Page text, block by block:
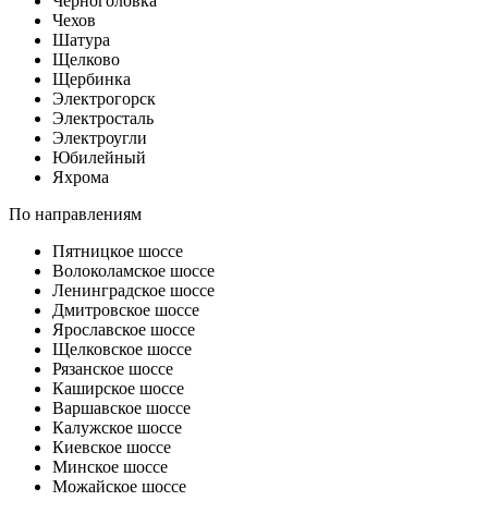
Чехов
Шатура
Щелково
Щербинка
Электрогорск
Электросталь
Электроугли
Юбилейный
Яхрома
По направлениям
Пятницкое шоссе
Волоколамское шоссе
Ленинградское шоссе
Дмитровское шоссе
Ярославское шоссе
Щелковское шоссе
Рязанское шоссе
Каширское шоссе
Варшавское шоссе
Калужское шоссе
Киевское шоссе
Минское шоссе
Можайское шоссе